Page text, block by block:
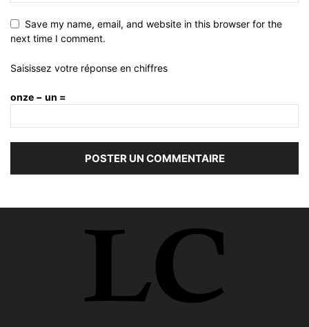
Save my name, email, and website in this browser for the
next time I comment.
Saisissez votre réponse en chiffres
onze − un =